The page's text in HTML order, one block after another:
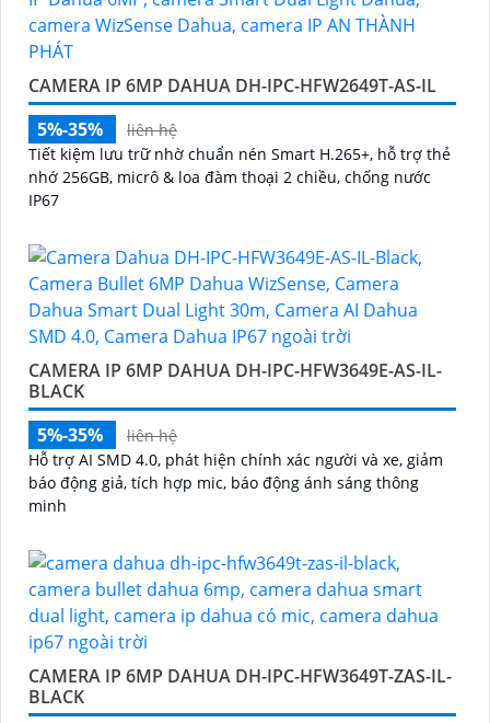
CAMERA IP 6MP DAHUA DH-IPC-HFW2649T-AS-IL
5%-35%
liên hệ
Tiết kiệm lưu trữ nhờ chuẩn nén Smart H.265+, hỗ trợ thẻ
nhớ 256GB, micrô & loa đàm thoại 2 chiều, chống nước
IP67
CAMERA IP 6MP DAHUA DH-IPC-HFW3649E-AS-IL-
BLACK
5%-35%
liên hệ
Hỗ trợ AI SMD 4.0, phát hiện chính xác người và xe, giảm
báo động giả, tích hợp mic, báo động ánh sáng thông
minh
CAMERA IP 6MP DAHUA DH-IPC-HFW3649T-ZAS-IL-
BLACK